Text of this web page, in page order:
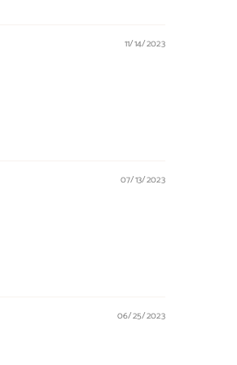
11/14/2023
07/13/2023
06/25/2023